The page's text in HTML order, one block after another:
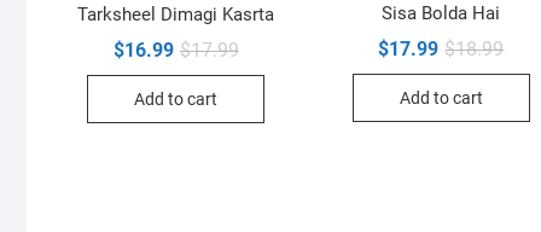
Tarksheel Dimagi Kasrta
$17.99Original
$16.99
Current
Add to cart
Sisa Bolda Hai
$18.99
$17.99
Add to cart